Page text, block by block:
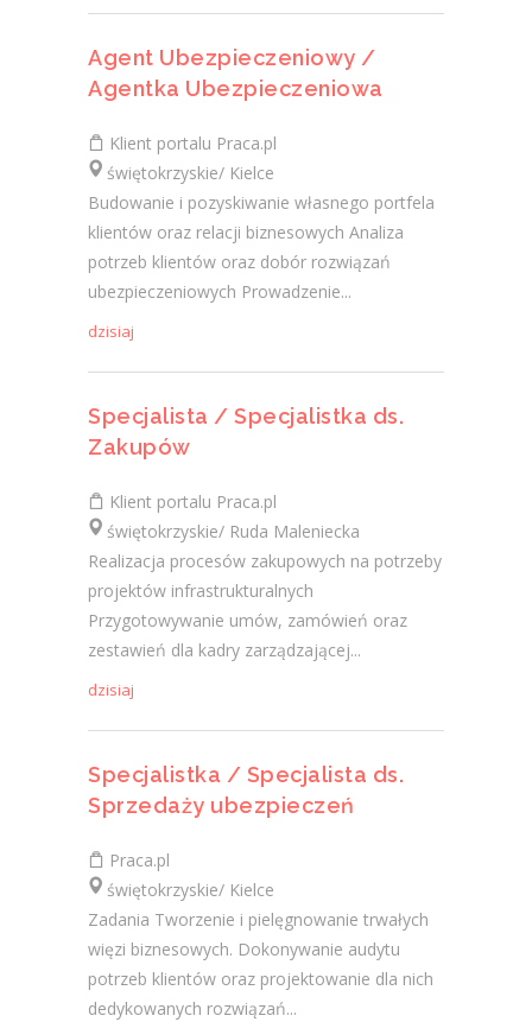
Agent Ubezpieczeniowy /
Agentka Ubezpieczeniowa
Klient portalu Praca.pl
świętokrzyskie/ Kielce
Budowanie i pozyskiwanie własnego portfela
klientów oraz relacji biznesowych Analiza
potrzeb klientów oraz dobór rozwiązań
ubezpieczeniowych Prowadzenie...
dzisiaj
Specjalista / Specjalistka ds.
Zakupów
Klient portalu Praca.pl
świętokrzyskie/ Ruda Maleniecka
Realizacja procesów zakupowych na potrzeby
projektów infrastrukturalnych
Przygotowywanie umów, zamówień oraz
zestawień dla kadry zarządzającej...
dzisiaj
Specjalistka / Specjalista ds.
Sprzedaży ubezpieczeń
Praca.pl
świętokrzyskie/ Kielce
Zadania Tworzenie i pielęgnowanie trwałych
więzi biznesowych. Dokonywanie audytu
potrzeb klientów oraz projektowanie dla nich
dedykowanych rozwiązań...